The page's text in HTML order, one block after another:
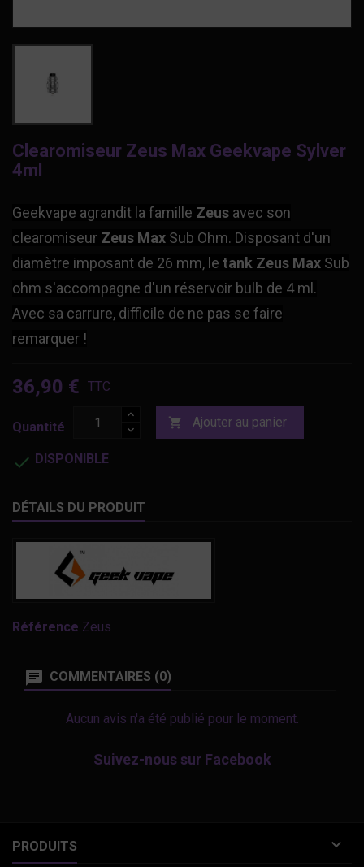
Clearomiseur Zeus Max Geekvape Sylver
4ml
Geekvape agrandit la famille Zeus avec son
clearomiseur Zeus Max Sub Ohm. Disposant d'un
diamètre imposant de 26 mm, le tank Zeus Max Sub
ohm s'accompagne d'un réservoir bulb de 4 ml.
Avec sa carrure, difficile de ne pas se faire
remarquer !
36,90 € TTC
Quantité  Ajouter au panier
 DISPONIBLE
DÉTAILS DU PRODUIT
Référence Zeus
COMMENTAIRES (0)
Aucun avis n'a été publié pour le moment.
Suivez-nous sur Facebook
PRODUITS 